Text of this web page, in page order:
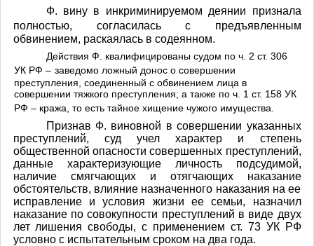
Ф. вину в инкриминируемом деянии признала
полностью,
согласилась с предъявленным
обвинением, раскаялась в содеянном.
Действия Ф. квалифицированы судом по ч. 2 ст. 306
УК РФ – заведомо ложный донос о совершении
преступления, соединенный с обвинением лица в
совершении тяжкого преступления; а также по ч. 1 ст. 158 УК
РФ – кража, то есть тайное хищение чужого имущества.
Признав Ф. виновной в совершении указанных
преступлений, суд учел характер и степень
общественной опасности совершенных преступлений,
данные характеризующие личность подсудимой,
наличие смягчающих и отягчающих наказание
обстоятельств, влияние назначенного наказания на ее
исправление и условия жизни ее семьи, назначил
наказание по совокупности преступлений в виде двух
лет лишения свободы, с применением ст. 73 УК РФ
условно с испытательным сроком на два года.